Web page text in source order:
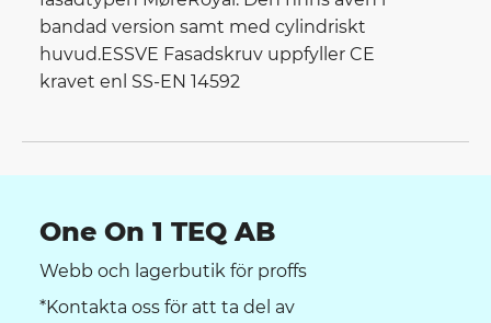
bandad version samt med cylindriskt
huvud.ESSVE Fasadskruv uppfyller CE
kravet enl SS-EN 14592
One On 1 TEQ AB
Webb och lagerbutik för proffs
*Kontakta oss för att ta del av